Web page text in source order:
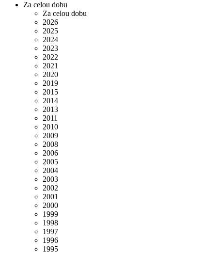
Za celou dobu
Za celou dobu
2026
2025
2024
2023
2022
2021
2020
2019
2015
2014
2013
2011
2010
2009
2008
2006
2005
2004
2003
2002
2001
2000
1999
1998
1997
1996
1995